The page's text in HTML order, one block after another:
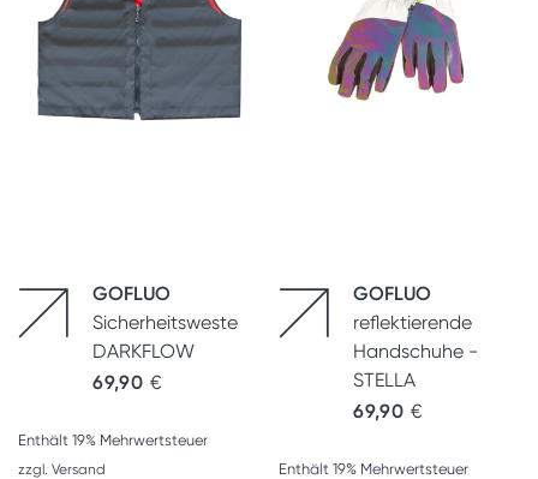
GOFLUO
Sicherheitsweste
DARKFLOW
69,90 €
Enthält 19% Mehrwertsteuer
zzgl. Versand
GOFLUO
reflektierende
Handschuhe -
STELLA
69,90 €
Enthält 19% Mehrwertsteuer